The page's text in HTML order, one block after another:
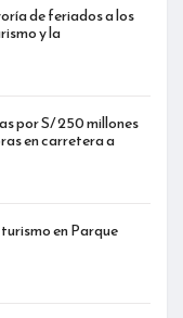
de feriados a los
y la
por S/ 250 millones
en carretera a
en Parque